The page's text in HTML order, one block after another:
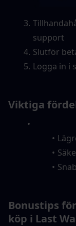
support
Slutför
Logga in i
Viktiga
Bonustips
köp i Last